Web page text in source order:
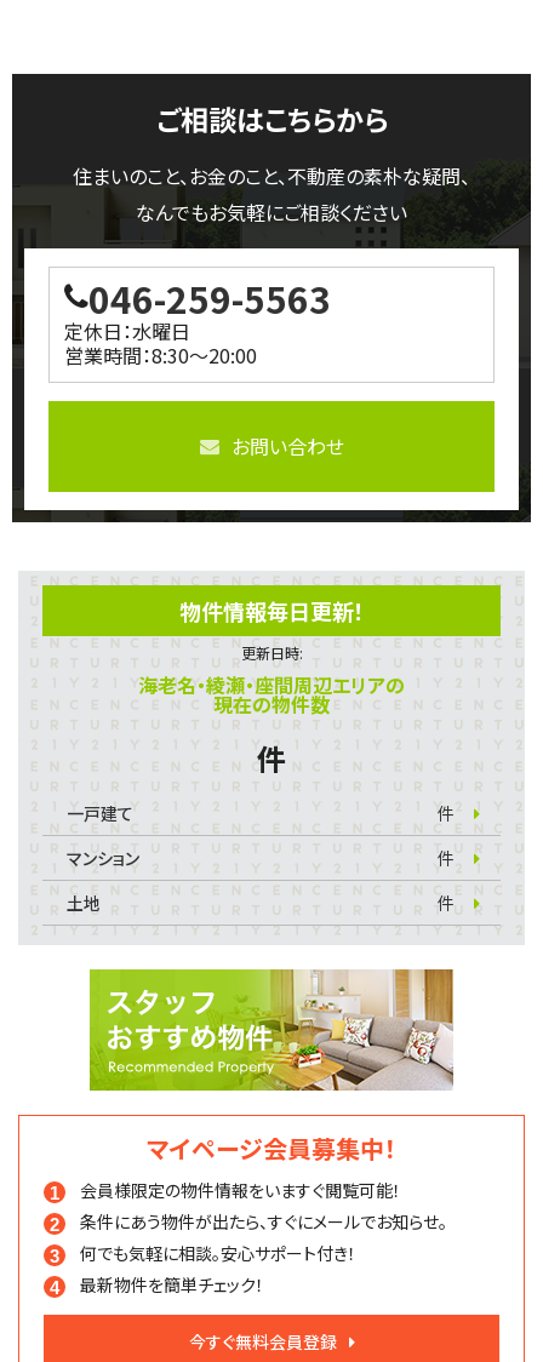
ご相談はこちらから
住まいのこと、お金のこと、不動産の素朴な疑問、
なんでもお気軽にご相談ください
046-259-5563
定休日：水曜日
営業時間：8:30～20:00
お問い合わせ
物件情報毎日更新！
更新日時:
海老名・綾瀬・座間周辺エリアの
現在の物件数
件
一戸建て
件
マンション
件
土地
件
マイページ会員募集中！
会員様限定の物件情報をいますぐ閲覧可能！
条件にあう物件が出たら、すぐにメールでお知らせ。
何でも気軽に相談。安心サポート付き！
最新物件を簡単チェック！
今すぐ無料会員登録